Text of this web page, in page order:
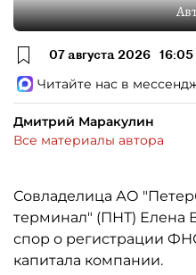
07 августа 2026 16:05
Читайте нас в
Дмитрий Маракулин
Все материалы автора
Совладелица АО
терминал" (ПНТ) Елена
спор о регистрации
капитала компании.